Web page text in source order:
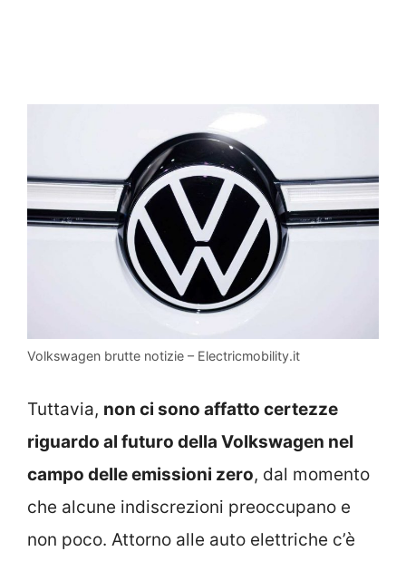
Volkswagen brutte notizie – Electricmobility.it
Tuttavia, non ci sono affatto certezze
riguardo al futuro della Volkswagen nel
campo delle emissioni zero, dal momento
che alcune indiscrezioni preoccupano e
non poco. Attorno alle auto elettriche c’è